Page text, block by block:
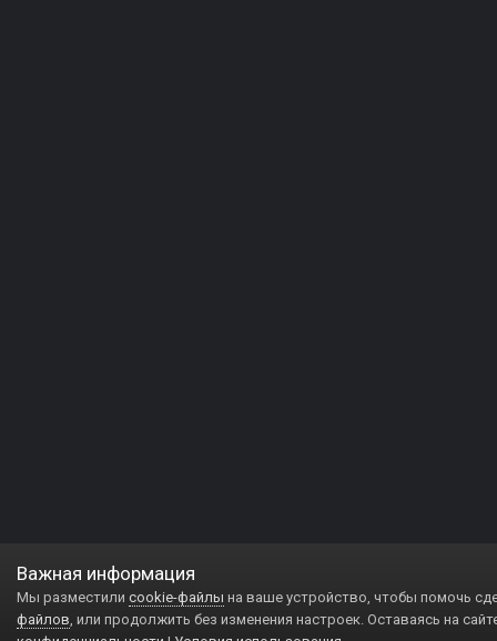
Важная информация
Мы разместили cookie-файлы на ваше устройство, чтобы помочь
файлов, или продолжить без изменения настроек. Оставаясь на